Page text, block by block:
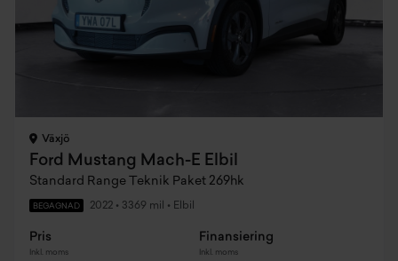
Växjö
Ford Mustang Mach-E Elbil
Standard Range Teknik Paket 269hk
BEGAGNAD 2022 • 3369 mil • Elbil
Pris
Inkl. moms
Finansiering
Inkl. moms